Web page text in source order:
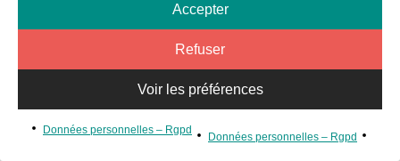
Accepter
Refuser
Voir les préférences
Données personnelles – Rgpd
Données personnelles – Rgpd